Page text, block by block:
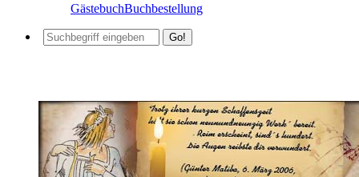
GästebuchBuchbestellung